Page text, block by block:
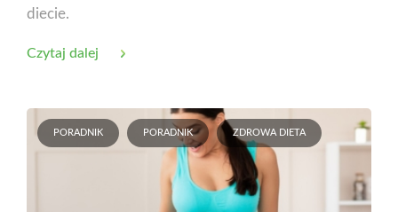
diecie.
Czytaj dalej
PORADNIK PORADNIK ZDROWA DIETA